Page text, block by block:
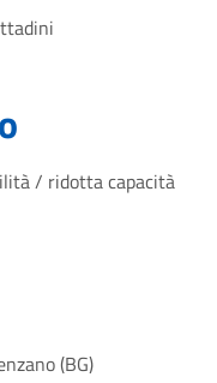
/ ridotta capacità
(BG)